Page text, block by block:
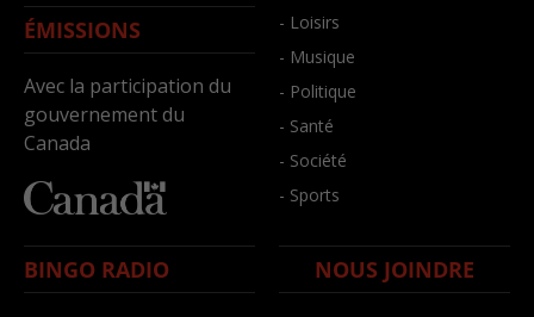
ÉMISSIONS
Avec la participation du
gouvernement du
Canada
- Loisirs
- Musique
- Politique
- Santé
- Société
- Sports
BINGO RADIO NOUS JOINDRE